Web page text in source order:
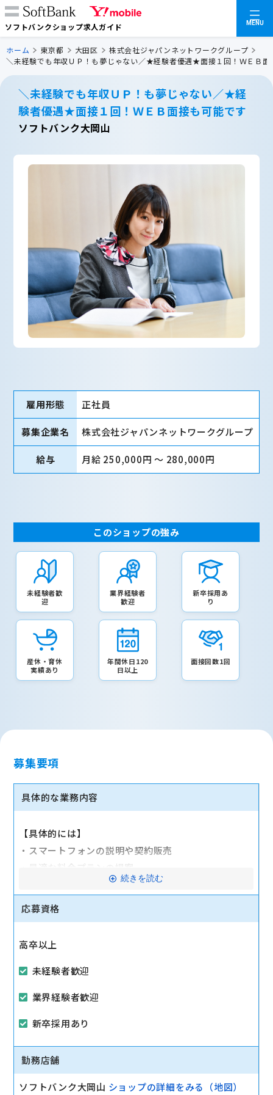
ソフトバンクショップ求人ガイド MENU
ホーム 東京都 大田区
株式会社ジャパンネットワークグループ
＼未経験でも年収ＵＰ！も夢じゃない／★経験者優遇★面接１回！ＷＥＢ面
＼未経験でも年収ＵＰ！も夢じゃない／★経
験者優遇★面接１回！ＷＥＢ面接も可能です
ソフトバンク大岡山
雇用形態 正社員
募集企業名 株式会社ジャパンネットワークグループ
給与 月給 250,000円 〜 280,000円
このショップの強み
未経験者歓
迎
業界経験者
歓迎
新卒採用あ
り
産休・育休
実績あり
年間休日120
日以上
面接回数1回
募集要項
具体的な業務内容
【具体的には】
・スマートフォンの説明や契約販売
・最適な料金プランの提案
・ソフトバンク光やソフトバンクでんきの提案
・イベントの企画
・電話対応
・店内の売り場作り
・売り上げや在庫管理
先輩社員がサポートをしますので、未経験の方も安心
将来的には店舗運営やスタッフの育成をお任せしま
す！
続きを読む
応募資格
高卒以上
未経験者歓迎
業界経験者歓迎
新卒採用あり
勤務店舗
ソフトバンク大岡山 ショップの詳細をみる（地図）